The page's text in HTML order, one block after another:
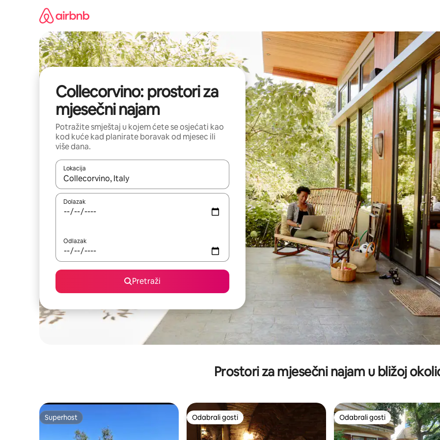
Collecorvino: prostori za
mjesečni najam
Potražite smještaj u kojem ćete se osjećati kao
kod kuće kad planirate boravak od mjesec ili
više dana.
Lokacija
Kada budu dostupni rezultati, moći ćete ih pregledati koristeći se strelicama prema gore i prema dolje, kao i dodirom
Dolazak
Odlazak
Pretraži
Prostori za mjesečni najam u bližoj
Superhost
Superhost Odabrali gosti
Odabrali gosti Odabrali gosti
Odabrali gosti